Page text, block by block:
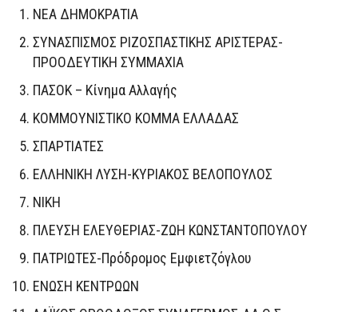
ΝΕΑ ΔΗΜΟΚΡΑΤΙΑ
ΣΥΝΑΣΠΙΣΜΟΣ ΡΙΖΟΣΠΑΣΤΙΚΗΣ ΑΡΙΣΤΕΡΑΣ-
ΠΡΟΟΔΕΥΤΙΚΗ ΣΥΜΜΑΧΙΑ
ΠΑΣΟΚ – Κίνημα Αλλαγής
ΚΟΜΜΟΥΝΙΣΤΙΚΟ ΚΟΜΜΑ ΕΛΛΑΔΑΣ
ΣΠΑΡΤΙΑΤΕΣ
ΕΛΛΗΝΙΚΗ ΛΥΣΗ-ΚΥΡΙΑΚΟΣ ΒΕΛΟΠΟΥΛΟΣ
ΝΙΚΗ
ΠΛΕΥΣΗ ΕΛΕΥΘΕΡΙΑΣ-ΖΩΗ ΚΩΝΣΤΑΝΤΟΠΟΥΛΟΥ
ΠΑΤΡΙΩΤΕΣ-Πρόδρομος Εμφιετζόγλου
ΕΝΩΣΗ ΚΕΝΤΡΩΩΝ